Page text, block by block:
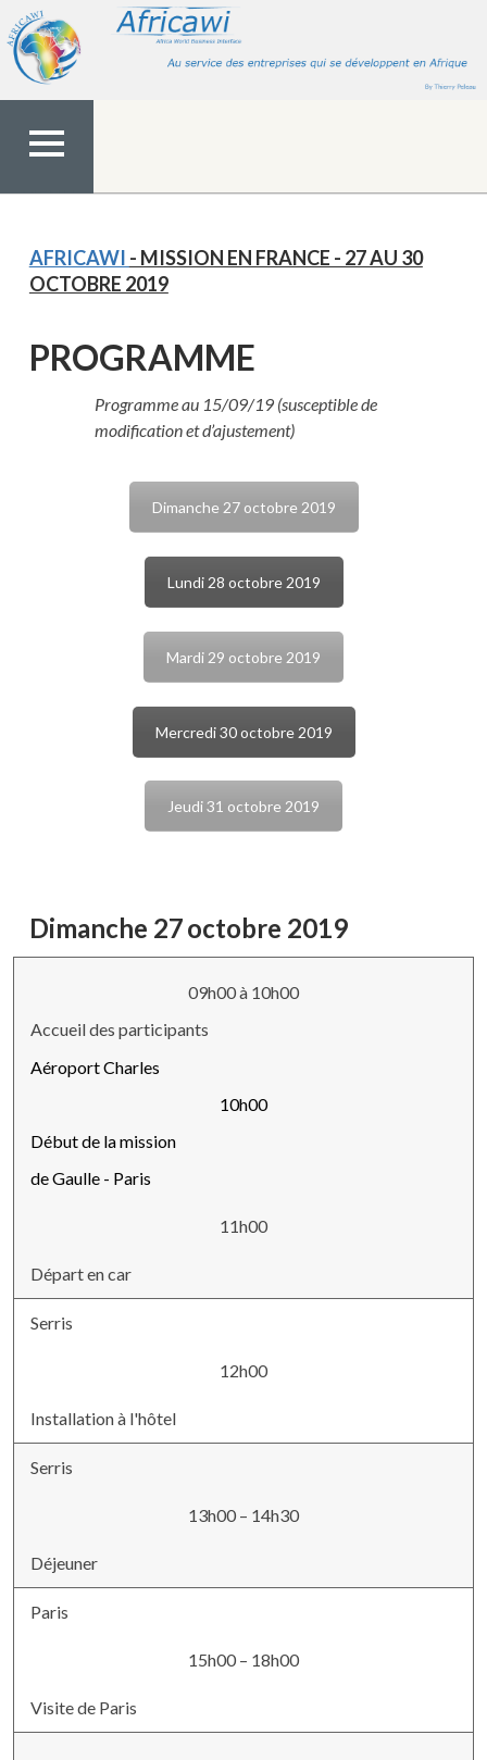
contenu
MENU
AFRICAWI - MISSION EN FRANCE - 27 AU 30
OCTOBRE 2019
PROGRAMME
Programme au 15/09/19 (susceptible de
modification et d’ajustement)
Dimanche 27 octobre 2019
Lundi 28 octobre 2019
Mardi 29 octobre 2019
Mercredi 30 octobre 2019
Jeudi 31 octobre 2019
Dimanche 27octobre 2019
09h00 à 10h00
Accueil des participants
Aéroport Charles
10h00
Début de la mission
de Gaulle - Paris
11h00
Départ en car
Serris
12h00
Installation à l'hôtel
Serris
13h00 – 14h30
Déjeuner
Paris
15h00 – 18h00
Visite de Paris